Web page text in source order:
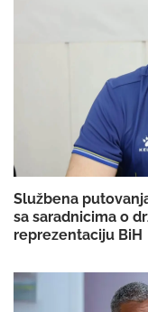
Službena
sa saradnicima o
reprezentaciju BiH